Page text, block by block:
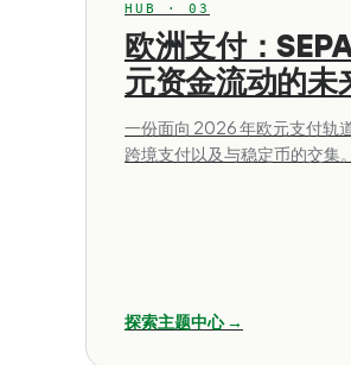
HUB · 03
欧洲支付：
元资金流动的未
一份面向 2026 年欧元支付轨
跨境支付以及与稳定币的交集。
探索主题中心 →